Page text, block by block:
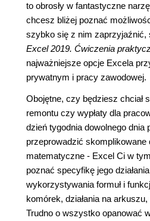
to obrosły w fantastyczne
chcesz bliżej poznać
szybko się z nim zaprzyjaźnić,
Excel 2019. Ćwiczenia
najważniejsze opcje Excela
prywatnym i pracy zawodowej.
Obojętne, czy będziesz chciał
remontu czy wypłaty dla
dzień tygodnia dowolnego dnia
przeprowadzić skomplikowane
matematyczne - Excel Ci w
poznać specyfikę jego
wykorzystywania formuł i
komórek, działania na
Trudno o wszystko opanować